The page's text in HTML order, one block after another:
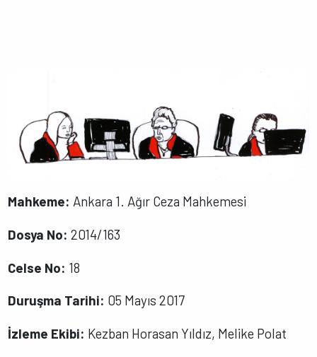
Mahkeme: Ankara 1. Ağır Ceza Mahkemesi
Dosya No: 2014/163
Celse No: 18
Duruşma Tarihi: 05 Mayıs 2017
İzleme Ekibi: Kezban Horasan Yıldız, Melike Polat